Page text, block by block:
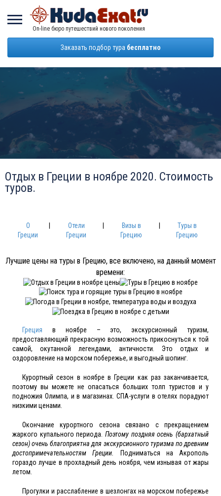
On-line бюро путешествий нового поколения
Заказать подбор тура бесплатно
Отдых в Греции в ноябре 2020. Стоимость
туров.
О
Греции
Отели
Греции
Визы в
Грецию
Туры в
Грецию
Лучшие цены на туры в Грецию, все включено, на данный момент
времени:
Греция в ноябре – это, экскурсионный туризм,
предоставляющий прекрасную возможность прикоснуться к той
самой, окутанной легендами, античности. Это отдых и
оздоровление на морском побережье, и выгодный шопинг.
Курортный сезон в ноябре в Греции как раз заканчивается,
поэтому вы можете не опасаться больших толп туристов и у
подножия Олимпа, и в магазинах. СПА-услуги в отелях порадуют
низкими ценами.
Окончание курортного сезона связано с прекращением
жаркого купального периода. Поэтому поздняя осень (бархатный
сезон) очень благоприятна для экскурсионного туризма по древним
достопримечательностям Греции.
Подниматься на Акрополь
гораздо лучше в прохладный день ноября, чем изнывая от жары
летом.
Прогулки и расслабление в шезлонгах на морском побережье